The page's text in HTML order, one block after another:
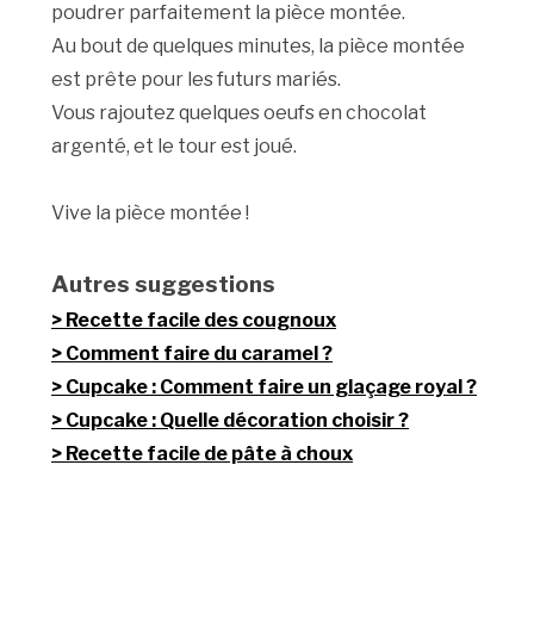
poudrer parfaitement la pièce montée.
Au bout de quelques minutes, la pièce montée
est prête pour les futurs mariés.
Vous rajoutez quelques oeufs en chocolat
argenté, et le tour est joué.
Vive la pièce montée !
Autres suggestions
Recette facile des cougnoux
Comment faire du caramel ?
Cupcake : Comment faire un glaçage royal ?
Cupcake : Quelle décoration choisir ?
Recette facile de pâte à choux